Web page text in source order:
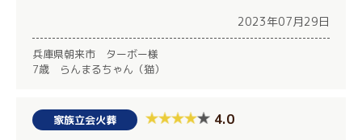
2023年07月29日
兵庫県朝来市 ターボー様
7歳 らんまるちゃん（猫）
家族立会火葬 4.0